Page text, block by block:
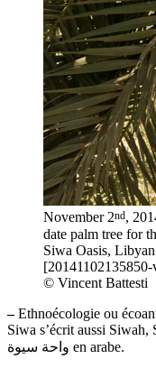
November 2nd,
date palm tree for
Siwa Oasis,
[20141102135850-
© Vincent Battesti
–Ethnoécologie ou
Siwa s’écrit aussi Siwah,
واحة سيوة en arabe.